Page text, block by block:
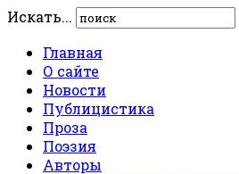
Искать...
Главная
О сайте
Новости
Публицистика
Проза
Поэзия
Авторы